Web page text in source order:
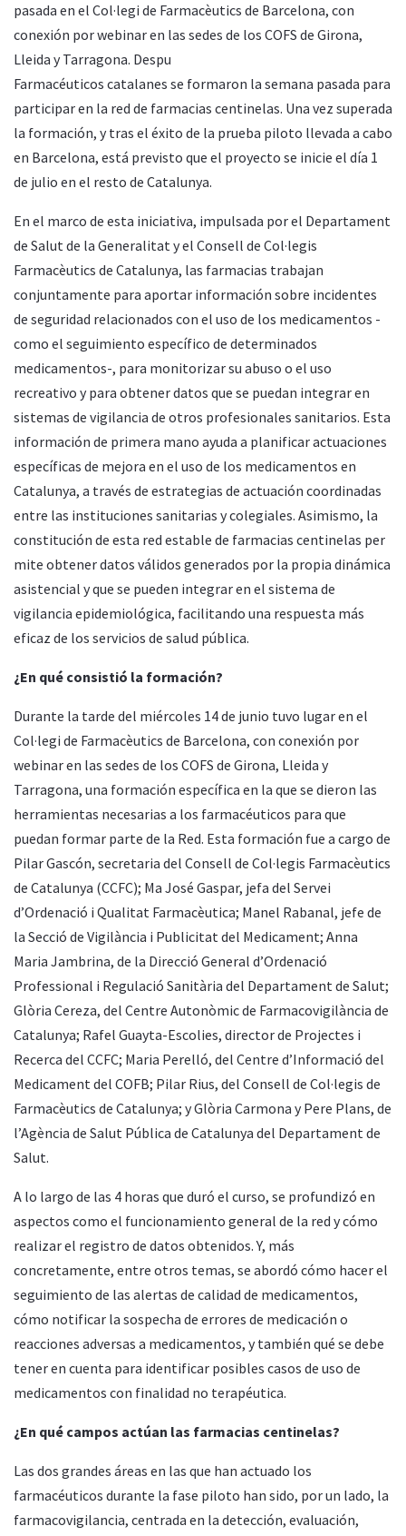
pasada en el Col·legi de Farmacèutics de Barcelona, con
conexión por webinar en las sedes de los COFS de Girona,
Lleida y Tarragona. Despu
Farmacéuticos catalanes se formaron la semana pasada para
participar en la red de farmacias centinelas. Una vez superada
la formación, y tras el éxito de la prueba piloto llevada a cabo
en Barcelona, está previsto que el proyecto se inicie el día 1
de julio en el resto de Catalunya.
En el marco de esta iniciativa, impulsada por el Departament
de Salut de la Generalitat y el Consell de Col·legis
Farmacèutics de Catalunya, las farmacias trabajan
conjuntamente para aportar información sobre incidentes
de seguridad relacionados con el uso de los medicamentos -
como el seguimiento específico de determinados
medicamentos-, para monitorizar su abuso o el uso
recreativo y para obtener datos que se puedan integrar en
sistemas de vigilancia de otros profesionales sanitarios. Esta
información de primera mano ayuda a planificar actuaciones
específicas de mejora en el uso de los medicamentos en
Catalunya, a través de estrategias de actuación coordinadas
entre las instituciones sanitarias y colegiales. Asimismo, la
constitución de esta red estable de farmacias centinelas per
mite obtener datos válidos generados por la propia dinámica
asistencial y que se pueden integrar en el sistema de
vigilancia epidemiológica, facilitando una respuesta más
eficaz de los servicios de salud pública.
¿En qué consistió la formación?
Durante la tarde del miércoles 14 de junio tuvo lugar en el
Col·legi de Farmacèutics de Barcelona, con conexión por
webinar en las sedes de los COFS de Girona, Lleida y
Tarragona, una formación específica en la que se dieron las
herramientas necesarias a los farmacéuticos para que
puedan formar parte de la Red. Esta formación fue a cargo de
Pilar Gascón, secretaria del Consell de Col·legis Farmacèutics
de Catalunya (CCFC); Ma José Gaspar, jefa del Servei
d’Ordenació i Qualitat Farmacèutica; Manel Rabanal, jefe de
la Secció de Vigilància i Publicitat del Medicament; Anna
Maria Jambrina, de la Direcció General d’Ordenació
Professional i Regulació Sanitària del Departament de Salut;
Glòria Cereza, del Centre Autonòmic de Farmacovigilància de
Catalunya; Rafel Guayta-Escolies, director de Projectes i
Recerca del CCFC; Maria Perelló, del Centre d’Informació del
Medicament del COFB; Pilar Rius, del Consell de Col·legis de
Farmacèutics de Catalunya; y Glòria Carmona y Pere Plans, de
l’Agència de Salut Pública de Catalunya del Departament de
Salut.
A lo largo de las 4 horas que duró el curso, se profundizó en
aspectos como el funcionamiento general de la red y cómo
realizar el registro de datos obtenidos. Y, más
concretamente, entre otros temas, se abordó cómo hacer el
seguimiento de las alertas de calidad de medicamentos,
cómo notificar la sospecha de errores de medicación o
reacciones adversas a medicamentos, y también qué se debe
tener en cuenta para identificar posibles casos de uso de
medicamentos con finalidad no terapéutica.
¿En qué campos actúan las farmacias centinelas?
Las dos grandes áreas en las que han actuado los
farmacéuticos durante la fase piloto han sido, por un lado, la
farmacovigilancia, centrada en la detección, evaluación,